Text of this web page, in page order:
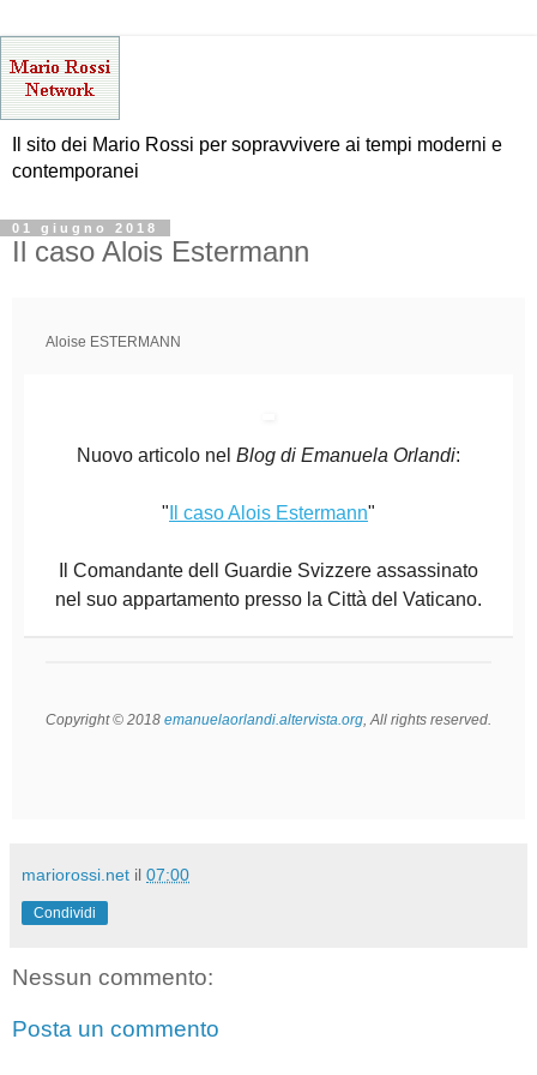
Il sito dei Mario Rossi per sopravvivere ai tempi moderni e
contemporanei
01 giugno 2018
Il caso Alois Estermann
Aloise ESTERMANN
Nuovo articolo nel Blog di Emanuela Orlandi:
" Il caso Alois Estermann"
Il Comandante dell Guardie Svizzere assassinato
nel suo appartamento presso la Città del Vaticano.
Copyright © 2018 emanuelaorlandi.altervista.org , All rights reserved.
mariorossi.net il 07:00
Condividi
Nessun commento:
Posta un commento